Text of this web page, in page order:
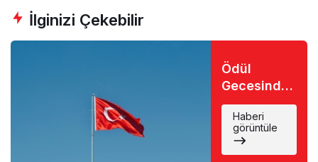
İlginizi Çekebilir
Ödül
Gecesinde
Büyük Şok:
Favori İsim
Eli Boş
Döndü
Haberi
görüntüle